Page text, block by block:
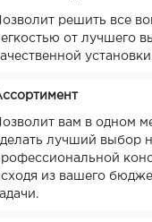
решить все
от лучшего
вам в одном
лучший выбор
из вашего